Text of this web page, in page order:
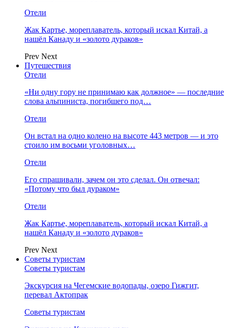
Отели
Жак Картье, мореплаватель, который искал Китай, а
нашёл Канаду и «золото дураков»
Prev Next
Путешествия
Отели
«Ни одну гору не принимаю как должное» — последние
слова альпиниста, погибшего под…
Отели
Он встал на одно колено на высоте 443 метров — и это
стоило им восьми уголовных…
Отели
Его спрашивали, зачем он это сделал. Он отвечал:
«Потому что был дураком»
Отели
Жак Картье, мореплаватель, который искал Китай, а
нашёл Канаду и «золото дураков»
Prev Next
Советы туристам
Советы туристам
Экскурсия на Чегемские водопады, озеро Гижгит,
перевал Актопрак
Советы туристам